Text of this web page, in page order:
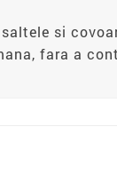
si
fara a